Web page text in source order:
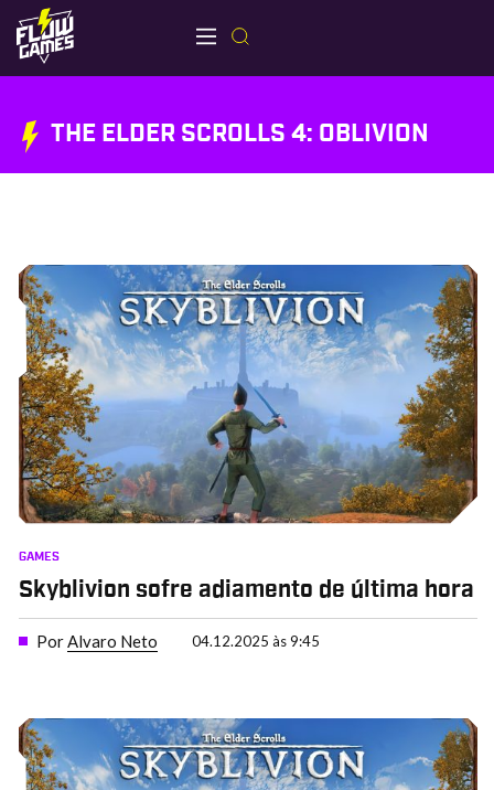
THE ELDER SCROLLS 4: OBLIVION
GAMES
Skyblivion sofre adiamento de última hora
PorAlvaro Neto 04.12.2025 às 9:45